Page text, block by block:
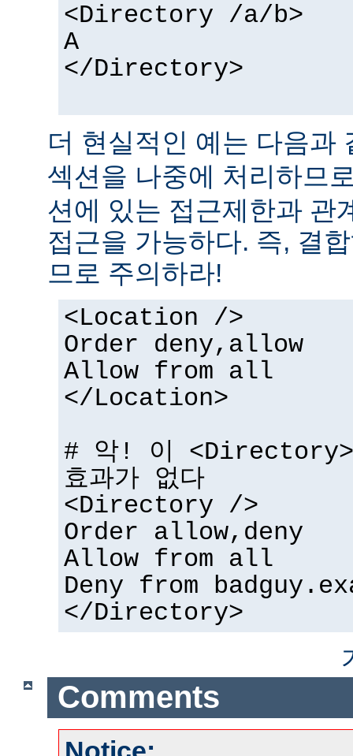
<Directory /a/b>
A
</Directory>
더 현실적인 예는 다음과
섹션을 나중에 처리하므
션에 있는 접근제한과 관
접근을 가능하다. 즉, 결
므로 주의하라!
<Location />
Order deny,allow
Allow from all
</Location>
# 악! 이 <Directory>
효과가 없다
<Directory />
Order allow,deny
Allow from all
Deny from
</Directory>
Comments